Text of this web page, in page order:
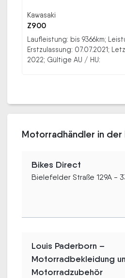
Kawasaki
Z900
Laufleistung: bis 9366km;
Erstzulassung: 07.07.2021;
2022; Gültige AU / HU:
Motorradhändler in der
Bikes Direct
Bielefelder Straße 129A -
Louis Paderborn –
Motorradbekleidung
Motorradzubehör